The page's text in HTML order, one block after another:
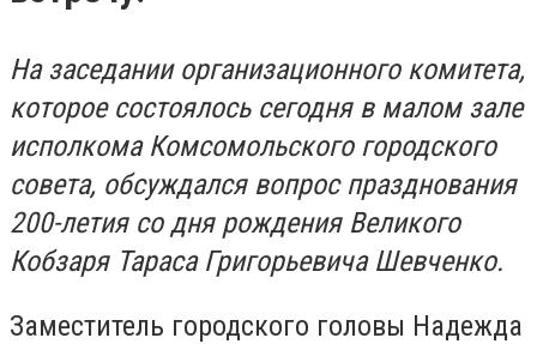
На заседании организационного комитета,
которое состоялось сегодня в малом зале
исполкома Комсомольского городского
совета, обсуждался вопрос празднования
200-летия со дня рождения Великого
Кобзаря Тараса Григорьевича Шевченко.
Заместитель городского головы Надежда